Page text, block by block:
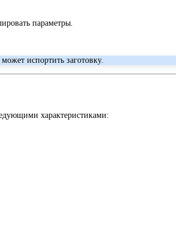
параметры.
испортить заготовку.
характеристиками: